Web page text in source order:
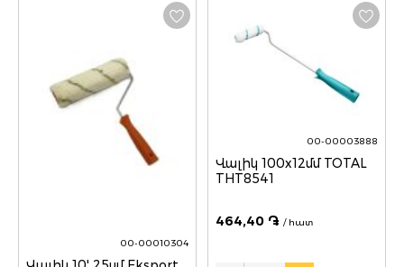
00-00010304
00-00003888
Վալիկ 100x12մմ TOTAL
THT8541
464,40 ֏ / հատ